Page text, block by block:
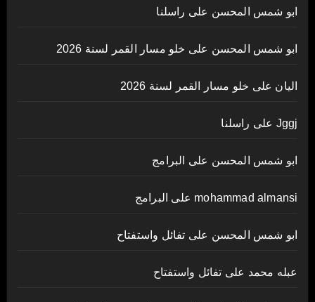
ابو شمس المحسن على راسلنا
ابو شمس المحسن على خلو مسار القمر لسنة 2026
اليان على خلو مسار القمر لسنة 2026
Jggj على راسلنا
ابو شمس المحسن على البرامج
mohammad almansi على البرامج
ابو شمس المحسن على تفائل واستفتاح
عبله محمد على تفائل واستفتاح